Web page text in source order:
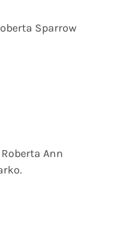
Sparrow
Ann